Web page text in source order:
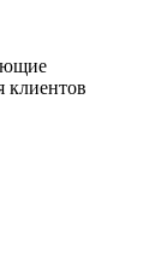
клиентов